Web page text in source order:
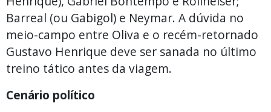
Barreal (ou Gabigol) e Neymar. A dúvida no
meio-campo entre Oliva e o recém-retornado
Gustavo Henrique deve ser sanada no último
treino tático antes da viagem.
Cenário político